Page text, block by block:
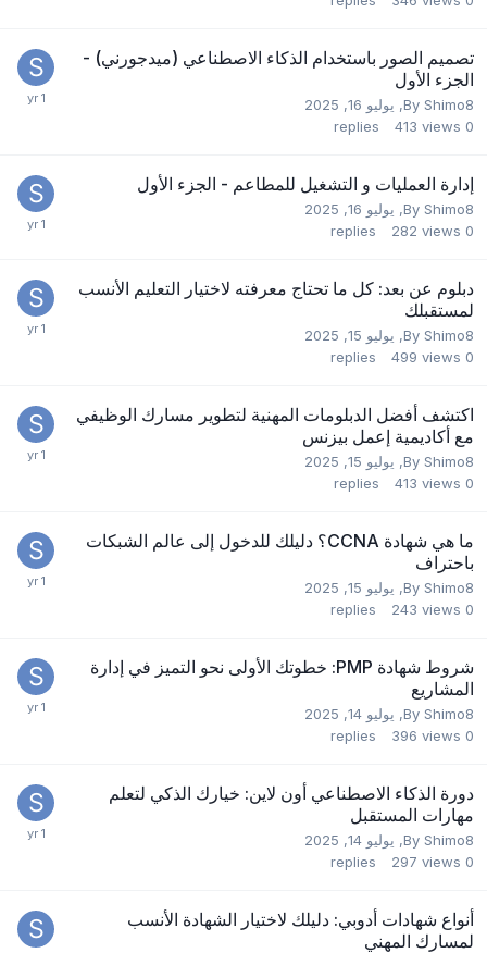
تصميم الصور باستخدام الذكاء الاصطناعي (ميدجورني) -
الجزء الأول
By Shimo8
, يوليو 16, 2025
0
replies 413 views
إدارة العمليات و التشغيل للمطاعم - الجزء الأول
By Shimo8
, يوليو 16, 2025
0
replies 282 views
دبلوم عن بعد: كل ما تحتاج معرفته لاختيار التعليم الأنسب
لمستقبلك
By Shimo8
, يوليو 15, 2025
0
replies 499 views
اكتشف أفضل الدبلومات المهنية لتطوير مسارك الوظيفي
مع أكاديمية إعمل بيزنس
By Shimo8
, يوليو 15, 2025
0
replies 413 views
ما هي شهادة CCNA؟ دليلك للدخول إلى عالم الشبكات
باحتراف
By Shimo8
, يوليو 15, 2025
0
replies 243 views
شروط شهادة PMP: خطوتك الأولى نحو التميز في إدارة
المشاريع
By Shimo8
, يوليو 14, 2025
0
replies 396 views
دورة الذكاء الاصطناعي أون لاين: خيارك الذكي لتعلم
مهارات المستقبل
By Shimo8
, يوليو 14, 2025
0
replies 297 views
أنواع شهادات أدوبي: دليلك لاختيار الشهادة الأنسب
لمسارك المهني